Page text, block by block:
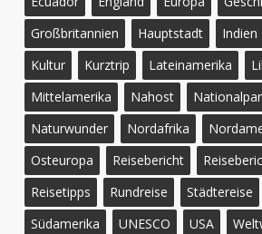
Großbritannien
Hauptstadt Indien
Kultur
Kurztrip Lateinamerika
Mittelamerika
Nahost
Naturwunder
Nordafrika
Osteuropa
Reisebericht
Reisetipps
Rundreise Städtereise
Südamerika
UNESCO USA